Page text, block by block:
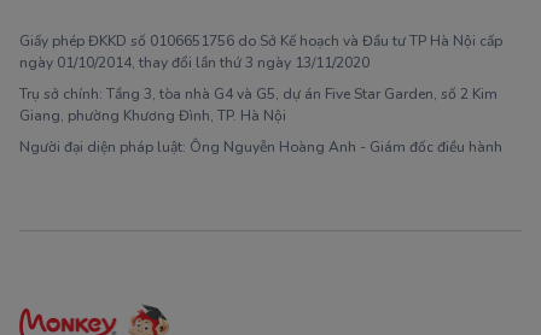
Giấy phép ĐKKD số 0106651756 do Sở Kế hoạch và Đầu tư TP Hà Nội cấp
ngày 01/10/2014, thay đổi lần thứ 3 ngày 13/11/2020
Trụ sở chính: Tầng 3, tòa nhà G4 và G5, dự án Five Star Garden, số 2 Kim
Giang, phường Khương Đình, TP. Hà Nội
Người đại diện pháp luật: Ông Nguyễn Hoàng Anh - Giám đốc điều hành